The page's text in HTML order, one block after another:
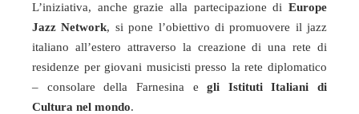
L’iniziativa, anche grazie alla partecipazione di Europe
Jazz Network, si pone l’obiettivo di promuovere il jazz
italiano all’estero attraverso la creazione di una rete di
residenze per giovani musicisti presso la rete diplomatico
– consolare della Farnesina e gli Istituti Italiani di
Cultura nel mondo.